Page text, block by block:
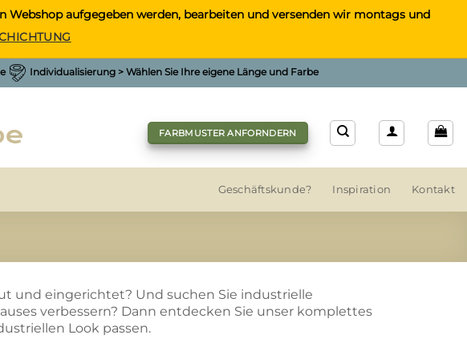
aufgegeben werden, bearbeiten und versenden wir montags und
Individualisierung > Wählen Sie Ihre eigene Länge und Farbe
FARBMUSTER ANFORNDERN
Geschäftskunde? Inspiration Kontakt
und eingerichtet? Und suchen Sie industrielle
verbessern? Dann entdecken Sie unser komplettes
Look passen.